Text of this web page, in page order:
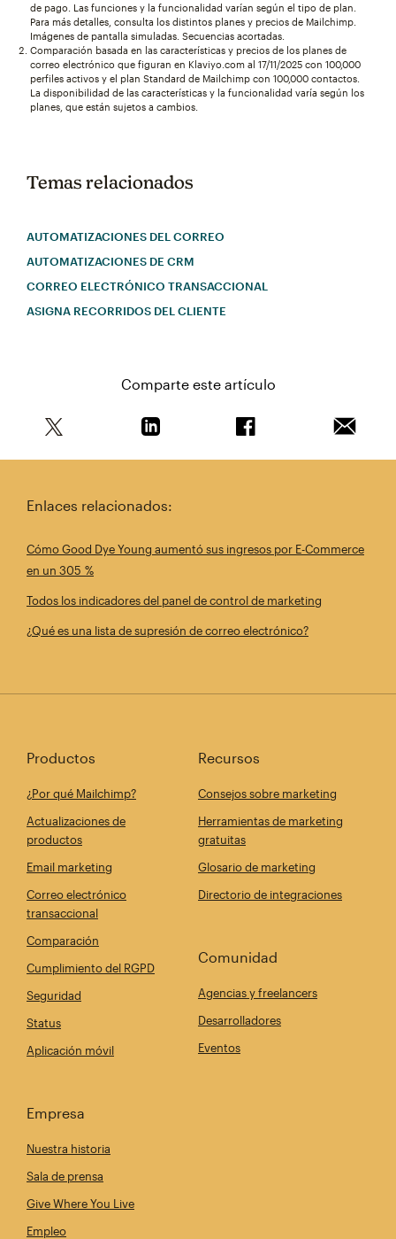
de pago. Las funciones y la funcionalidad varían según el tipo de plan.
Para más detalles, consulta los distintos planes y precios de Mailchimp.
Imágenes de pantalla simuladas. Secuencias acortadas.
Comparación basada en las características y precios de los planes de
correo electrónico que figuran en Klaviyo.com al 17/11/2025 con 100,000
perfiles activos y el plan Standard de Mailchimp con 100,000 contactos.
La disponibilidad de las características y la funcionalidad varía según los
planes, que están sujetos a cambios.
Temas relacionados
AUTOMATIZACIONES DEL CORREO
AUTOMATIZACIONES DE CRM
CORREO ELECTRÓNICO TRANSACCIONAL
ASIGNA RECORRIDOS DEL CLIENTE
Comparte este artículo
Enlaces relacionados:
Cómo Good Dye Young aumentó sus ingresos por E-Commerce
en un 305 %
Todos los indicadores del panel de control de marketing
¿Qué es una lista de supresión de correo electrónico?
Productos
¿Por qué Mailchimp?
Actualizaciones de
productos
Email marketing
Correo electrónico
transaccional
Comparación
Cumplimiento del RGPD
Seguridad
Status
Aplicación móvil
Recursos
Consejos sobre marketing
Herramientas de marketing
gratuitas
Glosario de marketing
Directorio de integraciones
Comunidad
Agencias y freelancers
Desarrolladores
Eventos
Empresa
Nuestra historia
Sala de prensa
Give Where You Live
Empleo